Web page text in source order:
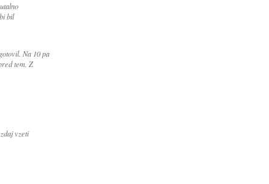
bil
Na 10 pa
tem. Z
vzeti